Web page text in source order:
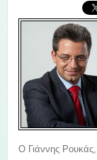
Ο Γιάννης Ρουκάς,